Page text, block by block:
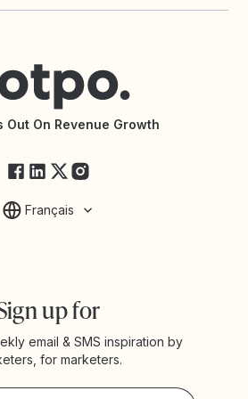
Out On Revenue Growth
Français
up for
email & SMS inspiration by
for marketers.